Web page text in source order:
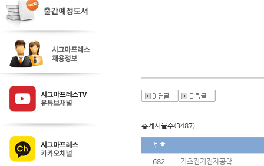
총게시물수(3487)
번호
682
기초전기전자공학